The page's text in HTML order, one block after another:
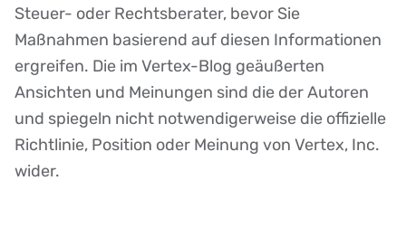
Steuer- oder Rechtsberater, bevor Sie
Maßnahmen basierend auf diesen Informationen
ergreifen. Die im Vertex-Blog geäußerten
Ansichten und Meinungen sind die der Autoren
und spiegeln nicht notwendigerweise die offizielle
Richtlinie, Position oder Meinung von Vertex, Inc.
wider.